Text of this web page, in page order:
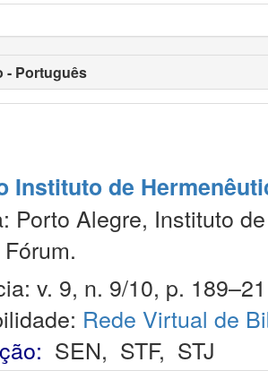
- Português
Instituto de
Porto Alegre, Instituto
v. 9, n. 9/10, p.
Rede Virtual de
SEN, STF, STJ